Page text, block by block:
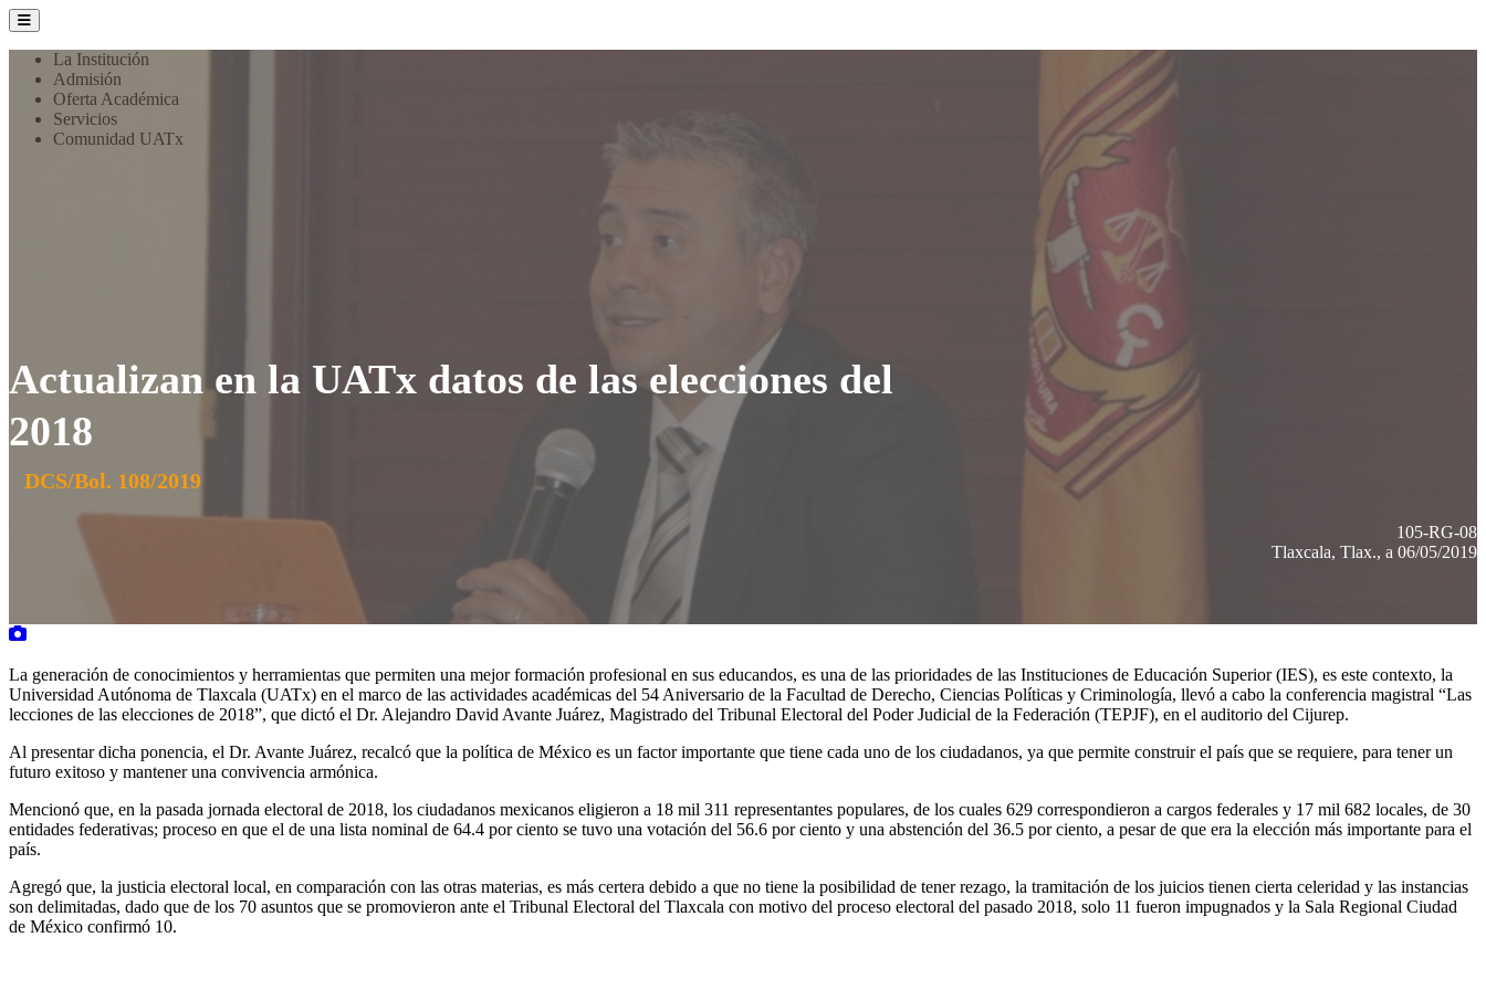
La Institución
Admisión
Oferta Académica
Servicios
Comunidad UATx
Actualizan en la UATx datos de las elecciones del
2018
DCS/Bol. 108/2019
105-RG-08
Tlaxcala, Tlax., a 06/05/2019
La generación de conocimientos y herramientas que permiten una mejor formación profesional en sus educandos, es una de las prioridades de las Instituciones de Educación Superior (IES), es este contexto, la
Universidad Autónoma de Tlaxcala (UATx) en el marco de las actividades académicas del 54 Aniversario de la Facultad de Derecho, Ciencias Políticas y Criminología, llevó a cabo la conferencia magistral “Las
lecciones de las elecciones de 2018”, que dictó el Dr. Alejandro David Avante Juárez, Magistrado del Tribunal Electoral del Poder Judicial de la Federación (TEPJF), en el auditorio del Cijurep.
Al presentar dicha ponencia, el Dr. Avante Juárez, recalcó que la política de México es un factor importante que tiene cada uno de los ciudadanos, ya que permite construir el país que se requiere, para tener un
futuro exitoso y mantener una convivencia armónica.
Mencionó que, en la pasada jornada electoral de 2018, los ciudadanos mexicanos eligieron a 18 mil 311 representantes populares, de los cuales 629 correspondieron a cargos federales y 17 mil 682 locales, de 30
entidades federativas; proceso en que el de una lista nominal de 64.4 por ciento se tuvo una votación del 56.6 por ciento y una abstención del 36.5 por ciento, a pesar de que era la elección más importante para el
país.
Agregó que, la justicia electoral local, en comparación con las otras materias, es más certera debido a que no tiene la posibilidad de tener rezago, la tramitación de los juicios tienen cierta celeridad y las instancias
son delimitadas, dado que de los 70 asuntos que se promovieron ante el Tribunal Electoral del Tlaxcala con motivo del proceso electoral del pasado 2018, solo 11 fueron impugnados y la Sala Regional Ciudad
de México confirmó 10.